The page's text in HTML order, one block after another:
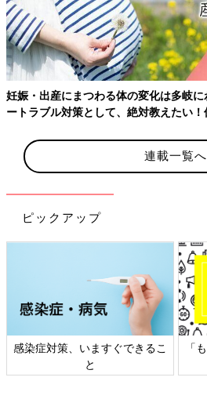
Amazonで購
妊娠・出産にまつわる体の変化は多岐
ートラブル対策として、絶対教えたい
連載一覧へ
ピックアップ
感染症対策、いますぐできるこ
と
「